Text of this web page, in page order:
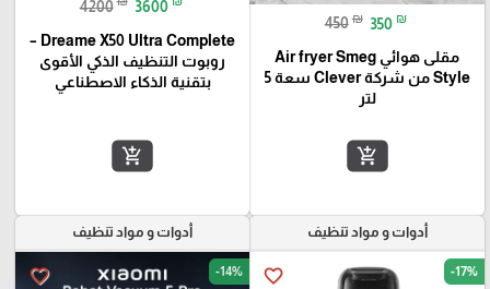
450 ₪ 350 ₪
مقلى هوائي Air fryer Smeg
Style من شركة Clever سعة 5
لتر
add_shopping_cart
4200 3600
Dreame X50 Ultra Complete –
روبوت التنظيف الذكي الأقوى
بتقنية الذكاء الاصطناعي
add_shopping_cart
أدوات و مواد تنظيف
favorite_border -17%
أدوات و مواد تنظيف
favorite_border -14%